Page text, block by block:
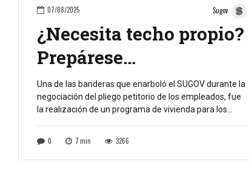
07/08/2025 Sugov
¿Necesita techo propio?
Prepárese…
Una de las banderas que enarboló el SUGOV durante la
negociación del pliego petitorio de los empleados, fue
la realización de un programa de vivienda para los
empleados. Todo va por buen camino. La
administración departamental anunció sobre la
unir esfuerzos en ese propósito. Por lo […]
0 7min 3266